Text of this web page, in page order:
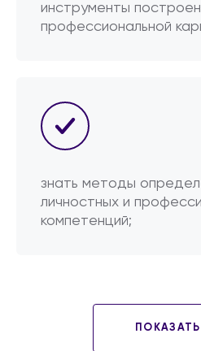
инструменты
профессиональной
знать методы
личностных и
компетенций;